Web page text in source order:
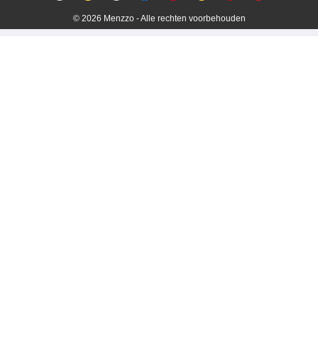
© 2026 Menzzo - Alle rechten voorbehouden